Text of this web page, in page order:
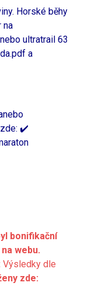
Horské běhy
na
ultratrail 63
a
✔️
bonifikační
webu.
Výsledky dle
zde: